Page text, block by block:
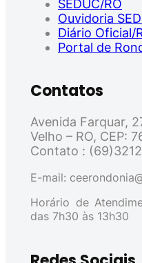
SEDUC/RO
Ouvidoria
Diário Oficial/
Portal de
Contatos
Avenida Farquar,
Velho – RO, CEP:
Contato :
E-mail:
Horário de
das 7h30 às 13h30